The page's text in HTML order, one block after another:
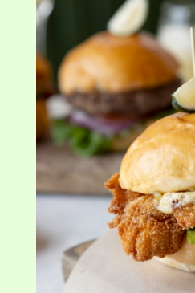
へべすと味わう 宮崎県産
ガー 1,880円・セット価格
※日本橋店ではチキン・コ
夏に食べたい！「へ
ソテーとビーフバー